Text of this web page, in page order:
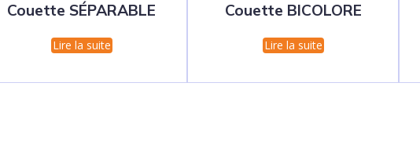
Couette SÉPARABLE
Lire la suite
Couette BICOLORE
Lire la suite